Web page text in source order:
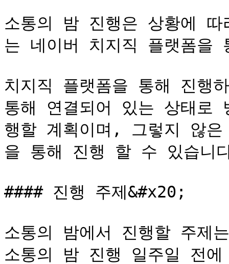
소통의 밤 진행은 상황에 따
는 네이버 치지직 플랫폼
치지직 플랫폼을 통해 진행
통해 연결되어 있는 상태로
행할 계획이며, 그렇지 않
을 통해 진행 할 수 있습니
#### 진행 주제&#x20;
소통의 밤에서 진행할 주제
소통의 밤 진행 일주일 전